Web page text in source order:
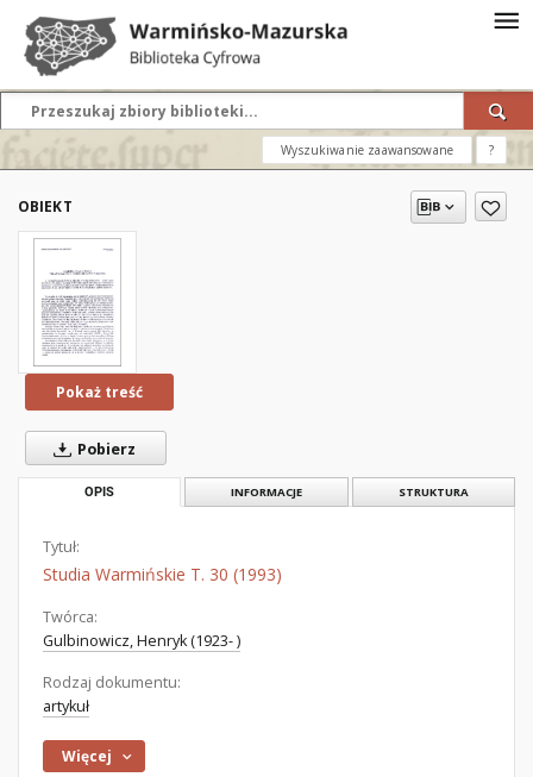
Wyszukiwanie zaawansowane ?
OBIEKT
Pokaż treść
Pobierz
OPIS INFORMACJE STRUKTURA
Tytuł:
Studia Warmińskie T. 30 (1993)
Twórca:
Gulbinowicz, Henryk (1923- )
Rodzaj dokumentu:
artykuł
Więcej